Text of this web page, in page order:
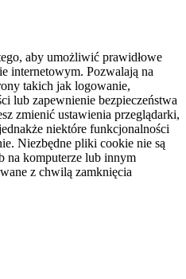
aby umożliwić prawidłowe
internetowym. Pozwalają na
takich jak logowanie,
lub zapewnienie bezpieczeństwa
zmienić ustawienia przeglądarki,
niektóre funkcjonalności
Niezbędne pliki cookie nie są
na komputerze lub innym
z chwilą zamknięcia